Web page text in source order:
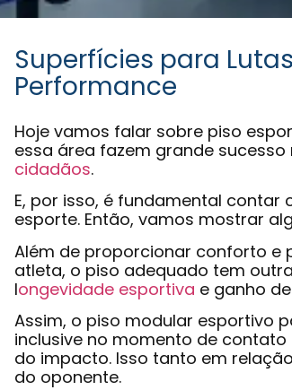
Superfícies para
Performance
Hoje vamos falar sobre piso
essa área fazem grande sucesso
cidadãos.
E, por isso, é fundamental
esporte. Então, vamos mostrar
Além de proporcionar conforto e
atleta, o piso adequado tem
longevidade esportiva e ganho
Assim, o piso modular esportivo
inclusive no momento de
do impacto. Isso tanto em
do oponente.